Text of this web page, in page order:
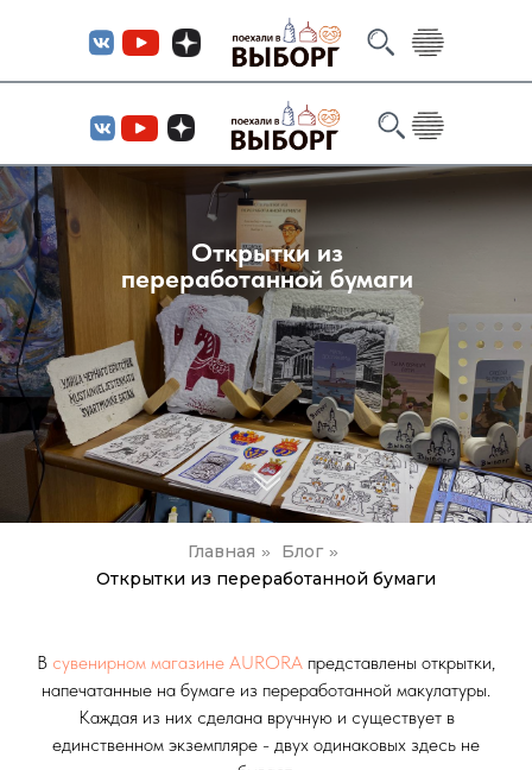
Открытки из
переработанной бумаги
Главная » Блог »
Открытки из переработанной бумаги
В сувенирном магазине AURORA представлены открытки,
напечатанные на бумаге из переработанной макулатуры.
Каждая из них сделана вручную и существует в
единственном экземпляре - двух одинаковых здесь не